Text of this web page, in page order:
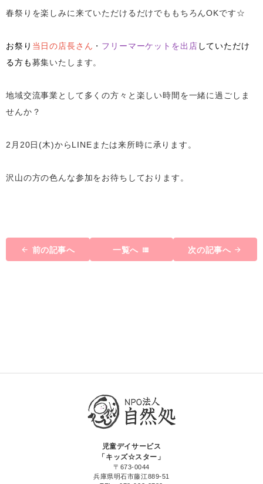
春祭りを楽しみに来ていただけるだけでももちろんOKです☆
お祭り 当日の店長さん ・ フリーマーケットを出店 していただけ
る方も募集いたします。
地域交流事業として多くの方々と楽しい時間を一緒に過ごしま
せんか？
2月20日(木)からLINEまたは来所時に承ります。
沢山の方の色んな参加をお待ちしております。
前の記事へ 一覧へ 次の記事へ
児童デイサービス
「キッズ☆スター」
〒673-0044
兵庫県明石市藤江889-51